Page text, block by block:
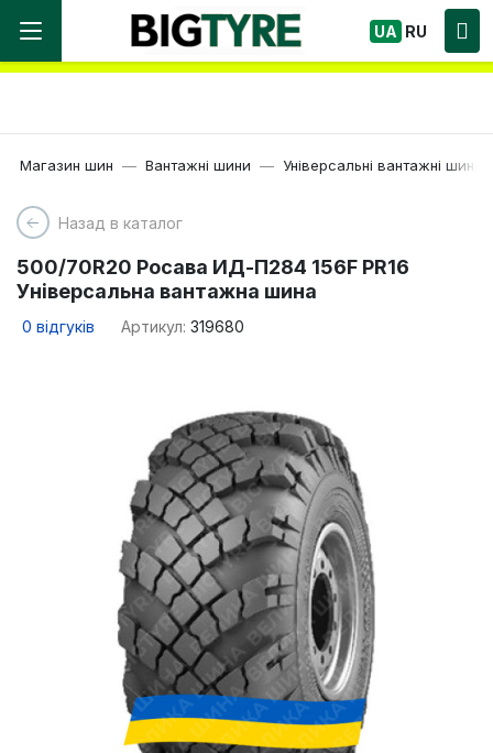
Ми працюємо! Великий вибір Шин, швидка
доставка по Україні!
UA RU
Магазин шин Вантажні шини Універсальні вантажні шини
Назад в каталог
500/70R20 Росава ИД-П284 156F PR16
Універсальна вантажна шина
0 відгуків Артикул: 319680